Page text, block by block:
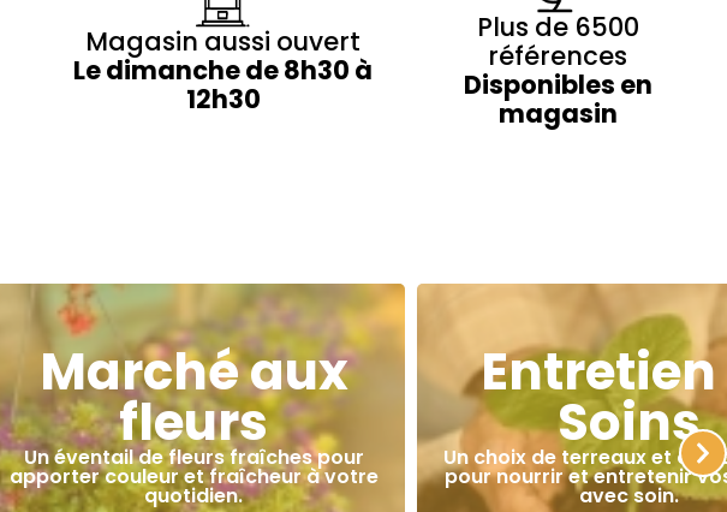
Magasin aussi ouvert
Le dimanche de 8h30 à
12h30
Plus de 6500
références
Disponibles en
magasin
Marché aux
fleurs
Un éventail de fleurs fraîches pour
apporter couleur et fraîcheur à votre
quotidien.
Entretien
Soins
Un choix de terreaux et
pour nourrir et entretenir
avec soin.